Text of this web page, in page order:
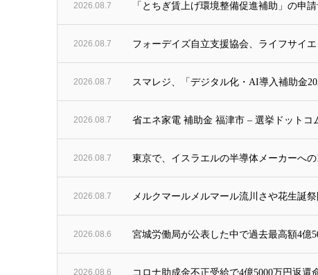
2026.08.7 「とちぎ賃上げ環境整備促進補助」の申
2026.08.7 フォーデイズ自立支援協会、ライフサイ
2026.08.7 スマレジ、「デジタル化・AI導入補助金
2026.08.7 省エネ家電 補助金 福津市 – 選挙ドットコ
2026.08.7 東京で、イスラエルの半導体メーカーへ
2026.08.7 メルクマールメルマール流川さや花生誕
2026.08.6 宮城労働局が公表した中で過去最高額4
2026.08.6 コロナ助成金不正受給で4億5000万円返